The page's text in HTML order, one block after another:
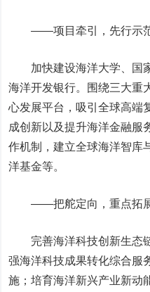
——项目牵引，先行示
加快建设海洋大学、国
海洋开发银行。围绕三大重
心发展平台，吸引全球高端
成创新以及提升海洋金融服
作机制，建立全球海洋智库
洋基金等。
——把舵定向，重点拓
完善海洋科技创新生态链
强海洋科技成果转化综合服
施；培育海洋新兴产业新动